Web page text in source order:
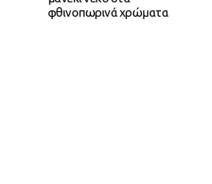
φθινοπωρινά χρώματα